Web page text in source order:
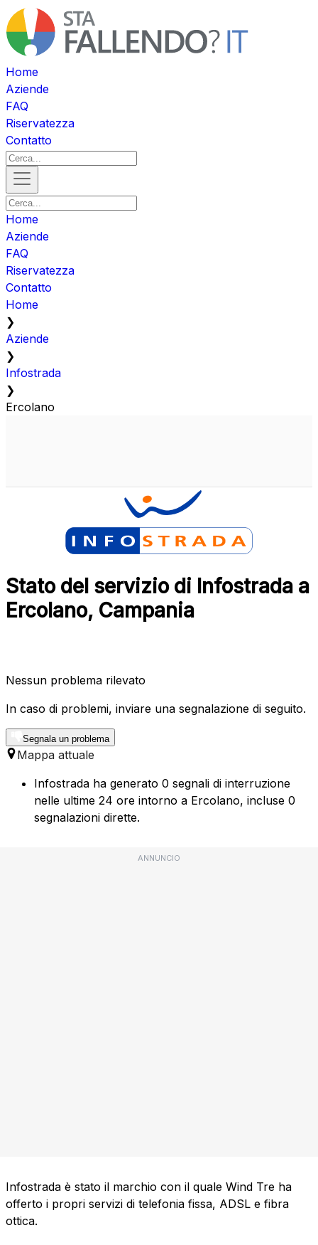
Home
Aziende
FAQ
Riservatezza
Contatto
Home
Aziende
FAQ
Riservatezza
Contatto
Home
❯
Aziende
❯
Infostrada
❯
Ercolano
Stato del servizio di Infostrada a
Ercolano, Campania
Nessun problema rilevato
In caso di problemi, inviare una segnalazione di seguito.
Segnala un problema
Mappa attuale
Infostrada ha generato 0 segnali di interruzione
nelle ultime 24 ore intorno a Ercolano, incluse 0
segnalazioni dirette.
ANNUNCIO
Infostrada è stato il marchio con il quale Wind Tre ha
offerto i propri servizi di telefonia fissa, ADSL e fibra
ottica.